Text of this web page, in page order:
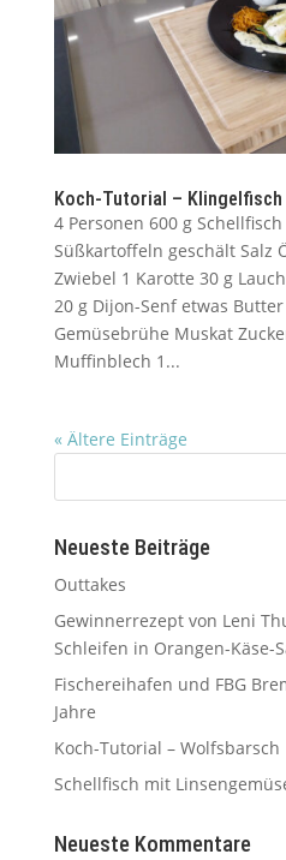
Koch-Tutorial – Klingelfisch
4 Personen 600 g
Süßkartoffeln geschält Salz
Zwiebel 1 Karotte 30 g
20 g Dijon-Senf etwas
Gemüsebrühe Muskat
Muffinblech 1...
« Ältere Einträge
Neueste Beiträge
Outtakes
Gewinnerrezept von Leni
Schleifen in Orangen-Käse-
Fischereihafen und FBG
Jahre
Koch-Tutorial – Wolfsbarsch
Schellfisch mit
Neueste Kommentare